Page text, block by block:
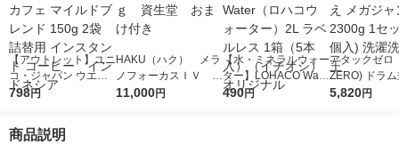
【アウトレット】ユニ
コ・ジャパン ウエス
ティンカフェ マイル
コーヒー インドネシ
798円
HAKU（ハク） メラ
ノフォーカスＩＶ 4
5ｇ 資生堂 おまけ
11,000円
【水・ミネラルウォー
ター】LOHACO Wate
r（ロハコウォータ
490円
アタックゼロ
ZERO) ドラ
詰め替え メガ
5,820円
商品説明